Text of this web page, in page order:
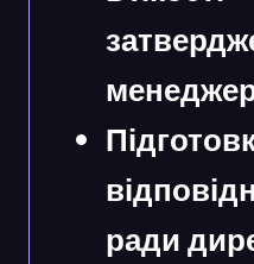
ради